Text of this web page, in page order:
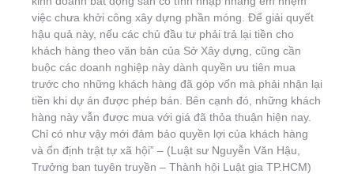
việc chưa khởi công xây dựng phần móng. Để giải quyết
hậu quả này, nếu các chủ đầu tư phải trả lại tiền cho
khách hàng theo văn bản của Sở Xây dựng, cũng cần
buộc các doanh nghiệp này dành quyền ưu tiên mua
trước cho những khách hàng đã góp vốn mà phải nhận lại
tiền khi dự án được phép bán. Bên cạnh đó, những khách
hàng này vẫn được mua với giá đã thỏa thuận hiện nay.
Chỉ có như vậy mới đảm bảo quyền lợi của khách hàng
và ổn định trật tự xã hội” – (Luật sư Nguyễn Văn Hậu,
Trưởng ban tuyên truyền – Thành hội Luật gia TP.HCM)